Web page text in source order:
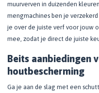
muurverven in duizenden
mengmachines ben je
je over de juiste verf voor jouw
mee, zodat je direct de juiste
Beits aanbiedingen
houtbescherming
Ga je aan de slag met een